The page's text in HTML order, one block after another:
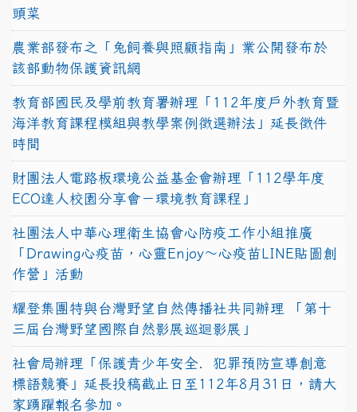
頭菜
農業部發布之「兔飼養與照顧指南」業公開發布於
該部動物保護資訊網
教育部國民及學前教育署辦理「112年度戶外教育暨
海洋教育課程模組與教學案例徵選辦法」延長徵件
時間
財團法人電路板環境公益基金會辦理「112學年度
ECO達人校園分享會－環境教育課程」
社團法人中華心理衛生協會心防疫工作小組推廣
「Drawing心疫苗，心靈Enjoy〜心疫苗LINE貼圖創
作營」活動
耀登集團特與台灣野望自然傳播社共同辦理 「第十
三屆台灣野望國際自然影展巡迴影展」
社會局辦理「保護青少年安全．犯罪預防宣導創意
標語競賽」延長投稿截止日至112年8月31日，請大
家踴躍報名參加。